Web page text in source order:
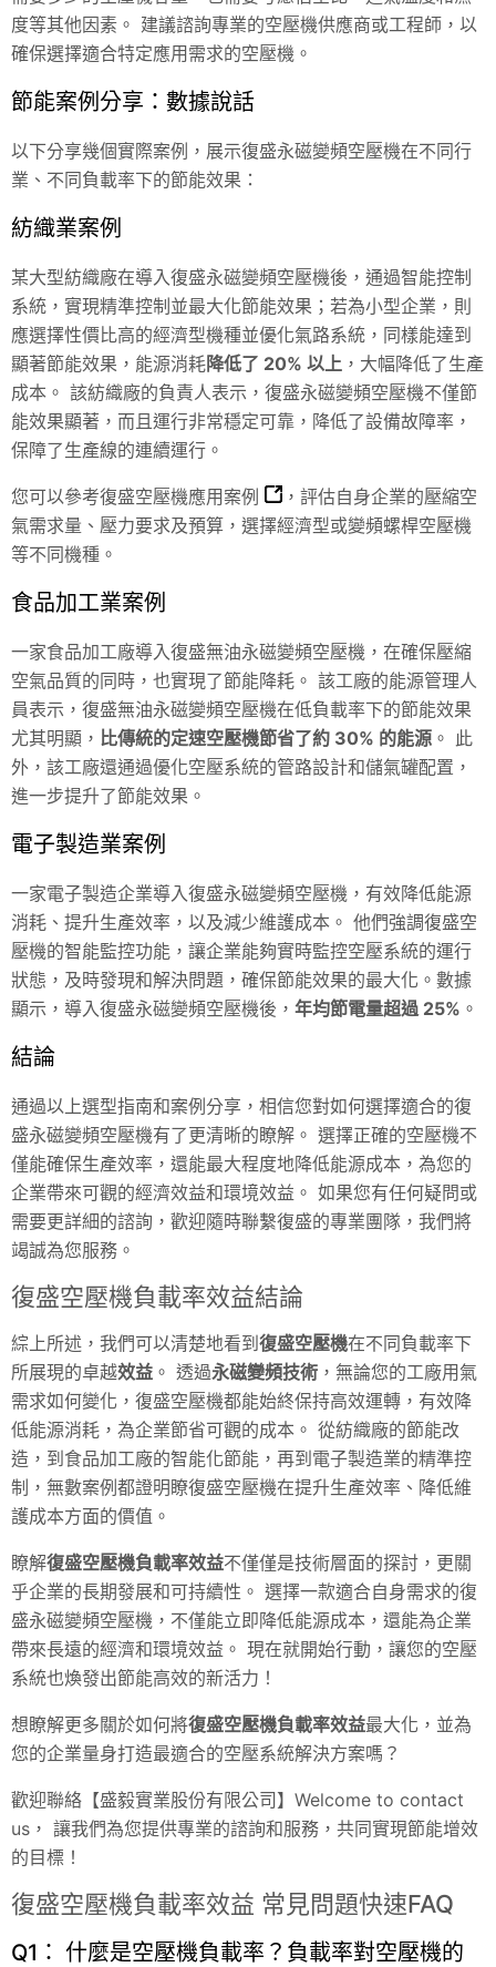
度等其他因素。 建議諮詢專業的空壓機供應商或工程師，以
確保選擇適合特定應用需求的空壓機。
節能案例分享：數據說話
以下分享幾個實際案例，展示復盛永磁變頻空壓機在不同行
業、不同負載率下的節能效果：
紡織業案例
某大型紡織廠在導入復盛永磁變頻空壓機後，通過智能控制
系統，實現精準控制並最大化節能效果；若為小型企業，則
應選擇性價比高的經濟型機種並優化氣路系統，同樣能達到
顯著節能效果，能源消耗降低了 20% 以上 ，大幅降低了生產
成本。 該紡織廠的負責人表示，復盛永磁變頻空壓機不僅節
能效果顯著，而且運行非常穩定可靠，降低了設備故障率，
保障了生產線的連續運行。
您可以參考復盛空壓機應用案例
，評估自身企業的壓縮空
氣需求量、壓力要求及預算，選擇經濟型或變頻螺桿空壓機
等不同機種。
食品加工業案例
一家食品加工廠導入復盛無油永磁變頻空壓機，在確保壓縮
空氣品質的同時，也實現了節能降耗。 該工廠的能源管理人
員表示，復盛無油永磁變頻空壓機在低負載率下的節能效果
尤其明顯， 比傳統的定速空壓機節省了約 30% 的能源 。 此
外，該工廠還通過優化空壓系統的管路設計和儲氣罐配置，
進一步提升了節能效果。
電子製造業案例
一家電子製造企業導入復盛永磁變頻空壓機，有效降低能源
消耗、提升生產效率，以及減少維護成本。 他們強調復盛空
壓機的智能監控功能，讓企業能夠實時監控空壓系統的運行
狀態，及時發現和解決問題，確保節能效果的最大化。數據
顯示，導入復盛永磁變頻空壓機後， 年均節電量超過 25% 。
結論
通過以上選型指南和案例分享，相信您對如何選擇適合的復
盛永磁變頻空壓機有了更清晰的瞭解。 選擇正確的空壓機不
僅能確保生產效率，還能最大程度地降低能源成本，為您的
企業帶來可觀的經濟效益和環境效益。 如果您有任何疑問或
需要更詳細的諮詢，歡迎隨時聯繫復盛的專業團隊，我們將
竭誠為您服務。
復盛空壓機負載率效益結論
綜上所述，我們可以清楚地看到復盛空壓機在不同負載率下
所展現的卓越效益 。 透過永磁變頻技術 ，無論您的工廠用氣
需求如何變化，復盛空壓機都能始終保持高效運轉，有效降
低能源消耗，為企業節省可觀的成本。 從紡織廠的節能改
造，到食品加工廠的智能化節能，再到電子製造業的精準控
制，無數案例都證明瞭復盛空壓機在提升生產效率、降低維
護成本方面的價值。
瞭解復盛空壓機負載率效益不僅僅是技術層面的探討，更關
乎企業的長期發展和可持續性。 選擇一款適合自身需求的復
盛永磁變頻空壓機，不僅能立即降低能源成本，還能為企業
帶來長遠的經濟和環境效益。 現在就開始行動，讓您的空壓
系統也煥發出節能高效的新活力！
想瞭解更多關於如何將復盛空壓機負載率效益最大化，並為
您的企業量身打造最適合的空壓系統解決方案嗎？
歡迎聯絡【盛毅實業股份有限公司】Welcome to contact
us， 讓我們為您提供專業的諮詢和服務，共同實現節能增效
的目標！
復盛空壓機負載率效益 常見問題快速FAQ
Q1： 什麼是空壓機負載率？負載率對空壓機的